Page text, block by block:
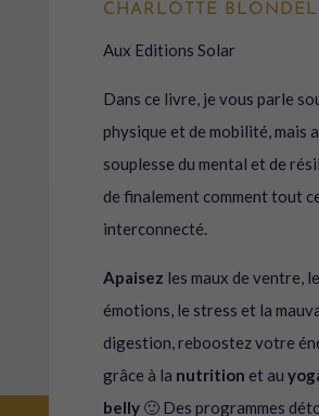
CHARLOTTE BLONDEL
Aux Editions Solar
Dans ce livre, je vous parle
physique et de mobilité, mais
souplesse du mental et de
de finalement comment tout
interconnecté.
Apaisez les maux de ventre,
émotions, le stress et la
digestion, reboostez votre
grâce à la nutrition et au
belly 🙂 Des programmes